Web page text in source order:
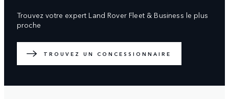
Trouvez votre expert Land Rover Fleet & Business le plus
proche
TROUVEZ UN CONCESSIONNAIRE